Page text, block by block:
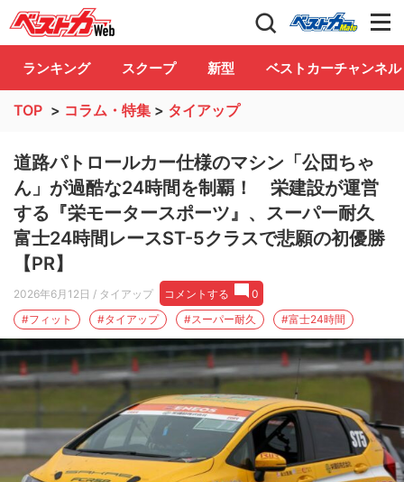
自動車情報誌「ベストカー」 Club
ランキング スクープ 新型 ベストカーチャンネル
TOP > コラム・特集 > タイアップ
道路パトロールカー仕様のマシン「公団ちゃ
ん」が過酷な24時間を制覇！ 栄建設が運営
する『栄モータースポーツ』、スーパー耐久
富士24時間レースST-5クラスで悲願の初優勝
【PR】
2026年6月12日 / タイアップ コメントする
0
#フィット
#タイアップ #スーパー耐久 #富士24時間